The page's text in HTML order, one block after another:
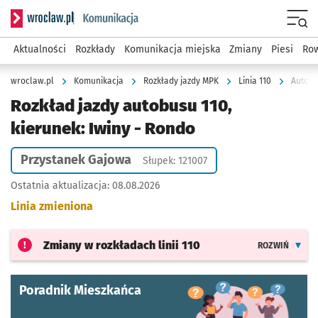
Serwis informacyjny wroclaw.pl podserwis: Komunikacja
Aktualności Rozkłady Komunikacja miejska Zmiany Piesi
wroclaw.pl Komunikacja Rozkłady jazdy MPK Linia 110
Rozkład jazdy autobusu 110,
kierunek: Iwiny - Rondo
Przystanek Gajowa Słupek: 121007
Ostatnia aktualizacja: 08.08.2026
Linia zmieniona
Zmiany w rozkładach linii 110 ROZWIŃ
Poradnik Mieszkańca